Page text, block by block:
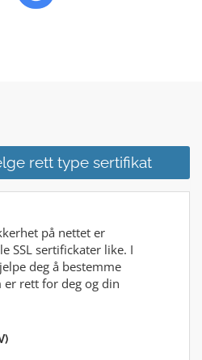
rett type sertifikat
på nettet er
SSL sertifickater like. I
deg å bestemme
rett for deg og din